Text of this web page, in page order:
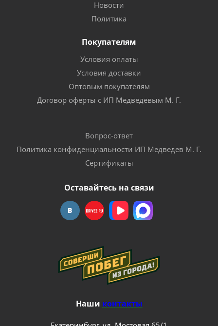
Новости
Политика
Покупателям
Условия оплаты
Условия доставки
Оптовым покупателям
Договор оферты с ИП Медведевым М. Г.
Вопрос-ответ
Политика конфиденциальности ИП Медведев М. Г.
Сертификаты
Оставайтесь на связи
Наши контакты